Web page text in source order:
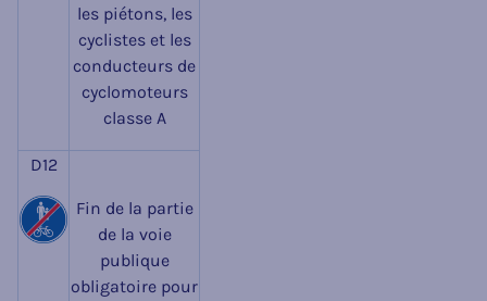
les piétons, les
cyclistes et les
conducteurs de
cyclomoteurs
classe A
D12
Fin de la partie
de la voie
publique
obligatoire pour